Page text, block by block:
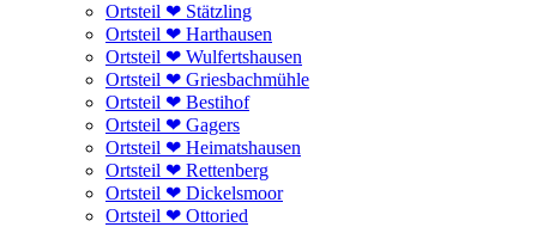
Ortsteil ❤ Stätzling
Ortsteil ❤ Harthausen
Ortsteil ❤ Wulfertshausen
Ortsteil ❤ Griesbachmühle
Ortsteil ❤ Bestihof
Ortsteil ❤ Gagers
Ortsteil ❤ Heimatshausen
Ortsteil ❤ Rettenberg
Ortsteil ❤ Dickelsmoor
Ortsteil ❤ Ottoried